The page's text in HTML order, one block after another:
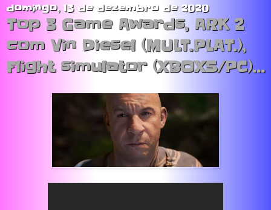
domingo, 13 de dezembro de 2020
Top 3 Game Awards, ARK 2
com Vin Diesel (MULT.PLAT.),
Flight simulator (XBOXS/PC)...